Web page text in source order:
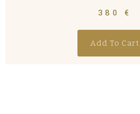
380 €
Add To Cart